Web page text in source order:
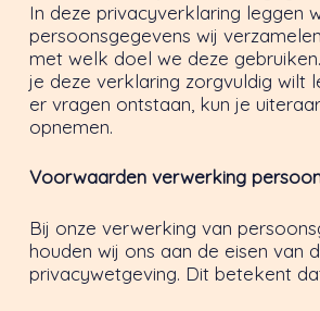
In deze privacyverklaring leggen
persoonsgegevens wij
met welk doel we deze
je deze verklaring zorgvuldig wilt
er vragen ontstaan, kun je
opnemen.
Voorwaarden verwerking
Bij onze verwerking van
houden wij ons aan de eisen van
privacywetgeving. Dit betekent